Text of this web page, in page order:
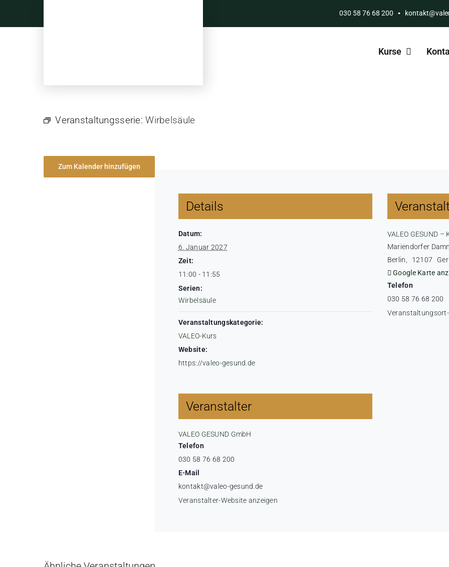
030 58 76 68 200 ▪
Kurse
Veranstaltungsserie:Wirbelsäule
Zum Kalender hinzufügen
Details
Datum:
6. Januar 2027
Zeit:
11:00 - 11:55
Serien:
Wirbelsäule
Veranstaltungskategorie:
VALEO-Kurs
Website:
https://valeo-gesund.de
Veranstalter
VALEO GESUND GmbH
Telefon
030 58 76 68 200
E-Mail
kontakt@valeo-gesund.de
Veranstalter-Website anzeigen
VALEO GESUND –
Mariendorfer
Berlin
12107
Google Karte
Telefon
030 58 76 68 200